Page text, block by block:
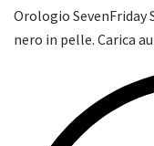
Orologio SevenFriday
nero in pelle. Carica